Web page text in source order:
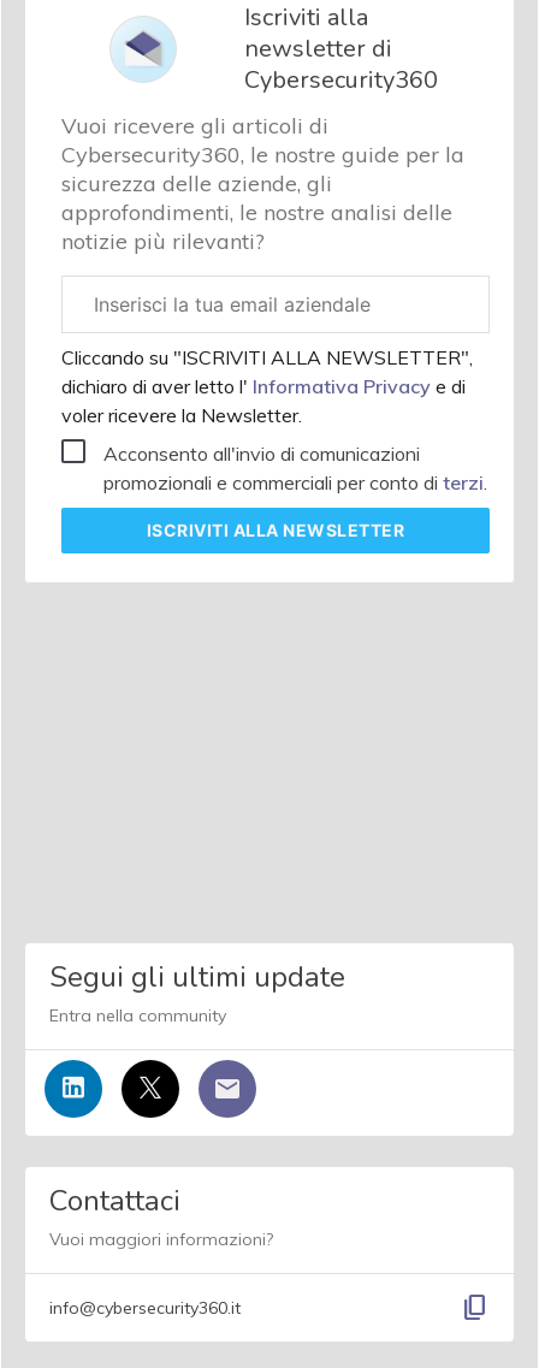
Iscriviti alla
newsletter di
Cybersecurity360
Vuoi ricevere gli articoli di
Cybersecurity360, le nostre guide per la
sicurezza delle aziende, gli
approfondimenti, le nostre analisi delle
notizie più rilevanti?
aziendale
Cliccando su "ISCRIVITI ALLA NEWSLETTER",
dichiaro di aver letto l' Informativa Privacy e di
voler ricevere la Newsletter.
Acconsento all'invio di comunicazioni
promozionali e commerciali per conto di terzi.
ISCRIVITI ALLA NEWSLETTER
Segui gli ultimi update
Entra nella community
Contattaci
Vuoi maggiori informazioni?
info@cybersecurity360.it content_copy